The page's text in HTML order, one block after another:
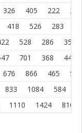
326 405 222
277
418 526 283
528 286
355
701 368
440
676 866 465
555
833 1084 584
1110 1424 810